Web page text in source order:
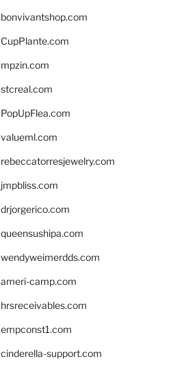
bonvivantshop.com
CupPlante.com
mpzin.com
stcreal.com
PopUpFlea.com
valueml.com
rebeccatorresjewelry.com
jmpbliss.com
drjorgerico.com
queensushipa.com
wendyweimerdds.com
ameri-camp.com
hrsreceivables.com
empconst1.com
cinderella-support.com